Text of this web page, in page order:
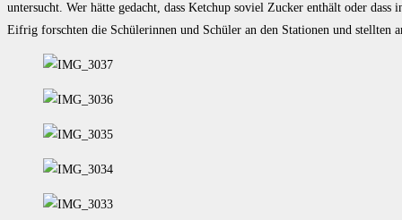
untersucht. Wer hätte gedacht, dass Ketchup soviel Zucker enthält oder
Eifrig forschten die Schülerinnen und Schüler an den Stationen und stellten